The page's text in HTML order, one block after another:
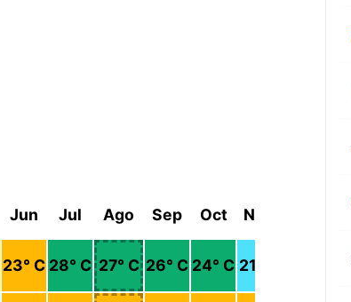
Jun Jul Ago Sep Oct Nov
23° C 28° C 27° C 26° C 24° C 21